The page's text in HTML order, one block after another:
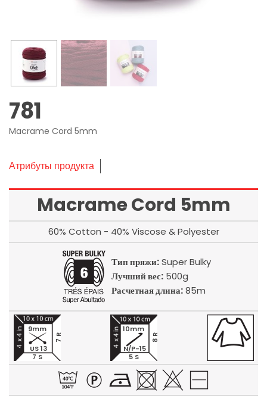
781
Macrame Cord 5mm
Атрибуты продукта
Macrame Cord 5mm
60% Cotton - 40% Viscose & Polyester
Тип пряжи:Super Bulky
Лучший вес:500g
Расчетная длина:85m
7 S
7 R
9mm
US 13
5 S
8 R
10mm
N/P-15